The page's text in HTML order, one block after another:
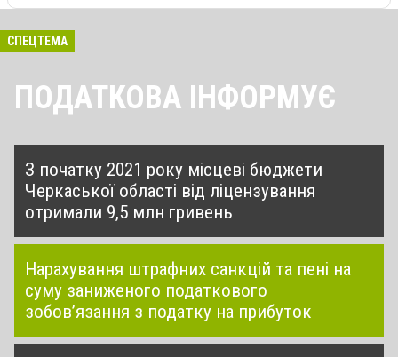
СПЕЦТЕМА
ПОДАТКОВА ІНФОРМУЄ
З початку 2021 року місцеві бюджети
Черкаської області від ліцензування
отримали 9,5 млн гривень
Нарахування штрафних санкцій та пені на
суму заниженого податкового
зобов’язання з податку на прибуток